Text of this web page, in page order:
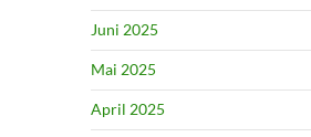
Juni 2025
Mai 2025
April 2025